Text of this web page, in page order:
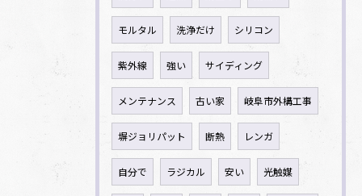
モルタル 洗浄だけ シリコン
紫外線 強い サイディング
メンテナンス 古い家 岐阜市外構工事
塀ジョリパット 断熱 レンガ
自分で ラジカル 安い 光触媒